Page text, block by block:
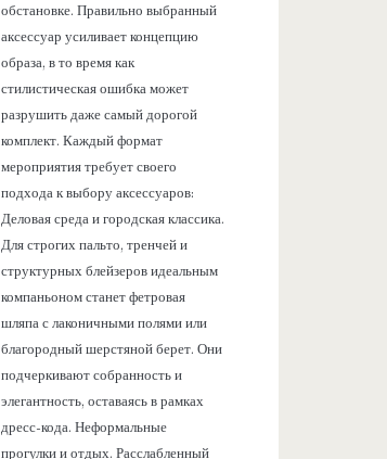
обстановке. Правильно выбранный
аксессуар усиливает концепцию
образа, в то время как
стилистическая ошибка может
разрушить даже самый дорогой
комплект. Каждый формат
мероприятия требует своего
подхода к выбору аксессуаров:
Деловая среда и городская классика.
Для строгих пальто, тренчей и
структурных блейзеров идеальным
компаньоном станет фетровая
шляпа с лаконичными полями или
благородный шерстяной берет. Они
подчеркивают собранность и
элегантность, оставаясь в рамках
дресс-кода. Неформальные
прогулки и отдых. Расслабленный